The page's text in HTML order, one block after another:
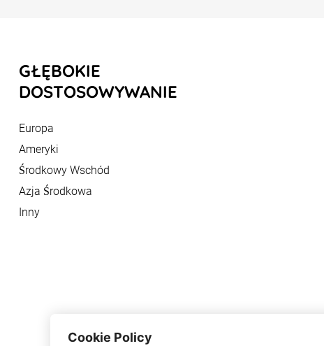
GŁĘBOKIE
DOSTOSOWYWANIE
Europa
Ameryki
Środkowy Wschód
Azja Środkowa
Inny
Cookie Policy